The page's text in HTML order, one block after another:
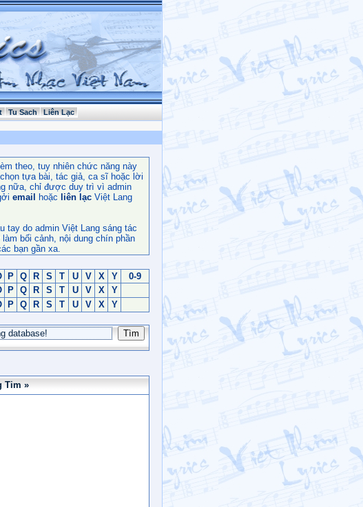
Tu Sach Liên Lạc
theo, tuy nhiên chức năng này
tựa bài, tác giả, ca sĩ hoặc lời
nữa, chỉ được duy trì vì admin
email hoặc liên lạc Việt Lang
tay do admin Việt Lang sáng tác
bối cảnh, nội dung chín phần
bạn gần xa.
P Q R S T U V X Y
0-9
P Q R S T U V X
Y
P Q R S T U V X Y
Tim »